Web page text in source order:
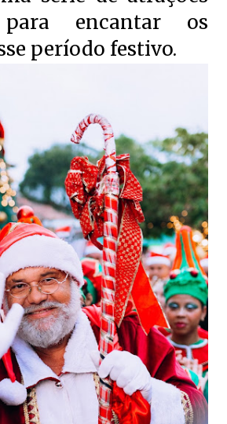
para encantar os
período festivo.